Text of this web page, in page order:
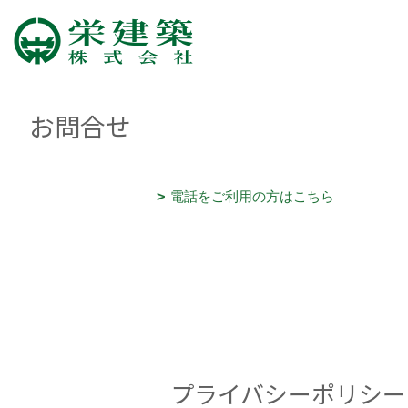
お問合せ
電話をご利用の方はこちら
プライバシーポリシー